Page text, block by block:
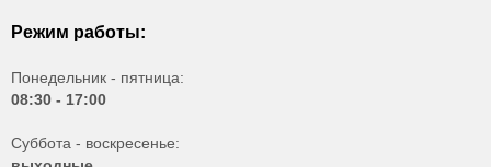
Режим работы:
Понедельник - пятница:
08:30 - 17:00
Суббота - воскресенье: